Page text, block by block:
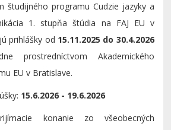
študijného programu Cudzie jazyky a
1. stupňa štúdia na FAJ EU v
prihlášky od 15.11.2025 do 30.4.2026
prostredníctvom Akademického
EU v Bratislave.
15.6.2026 - 19.6.2026
konanie zo všeobecných